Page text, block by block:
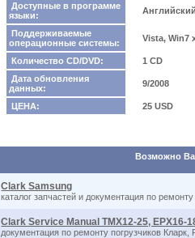
Доступные в программе
языки:
Поддерживаемые
операционные системы:
Vista, Win7
Количество CD/DVD:
1 CD
Дата обновления
данных:
9/2008
ЦЕНА: 25 USD
Возможно
Clark Samsung
каталог запчастей и документация по
Clark Service Manual TMX12-25, EPX16-
документация по ремонту погрузчиков Кларк,